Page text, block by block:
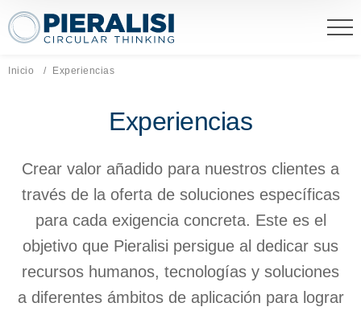
Pieralisi Maip Spa
Inicio Página actual:
Experiencias
Experiencias
Crear valor añadido para nuestros clientes a
través de la oferta de soluciones específicas
para cada exigencia concreta. Este es el
objetivo que Pieralisi persigue al dedicar sus
recursos humanos, tecnologías y soluciones
a diferentes ámbitos de aplicación para lograr